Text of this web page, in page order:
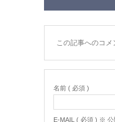
この記事へのコメ
名前 ( 必須 )
E-MAIL ( 必須 ) ※ 公